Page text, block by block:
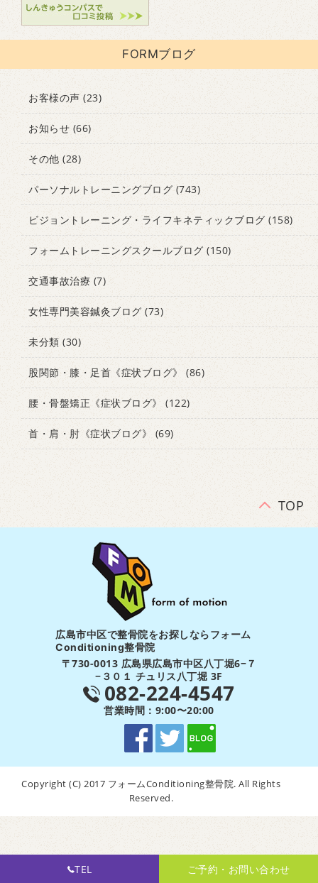
FORMブログ
お客様の声 (23)
お知らせ (66)
その他 (28)
パーソナルトレーニングブログ (743)
ビジョントレーニング・ライフキネティックブログ (158)
フォームトレーニングスクールブログ (150)
交通事故治療 (7)
女性専門美容鍼灸ブログ (73)
未分類 (30)
股関節・膝・足首《症状ブログ》 (86)
腰・骨盤矯正《症状ブログ》 (122)
首・肩・肘《症状ブログ》 (69)
TOP
広島市中区で整骨院をお探しならフォーム
Conditioning整骨院
〒730-0013 広島県広島市中区八丁堀6−７
−３０１ チュリス八丁堀 3F
082-224-4547
営業時間：9:00〜20:00
Copyright (C) 2017 フォームConditioning整骨院. All Rights
Reserved.
TEL ご予約・お問い合わせ